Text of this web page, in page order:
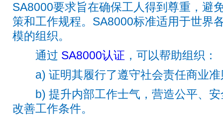
SA8000要求旨在确保工人得到尊重，避
策和工作规程。SA8000标准适用于世界
模的组织。
通过 SA8000认证 ，可以帮助组织 ：
a) 证明其履行了遵守社会责任商业准
b) 提升内部工作士气，营造公平、安
改善工作条件。